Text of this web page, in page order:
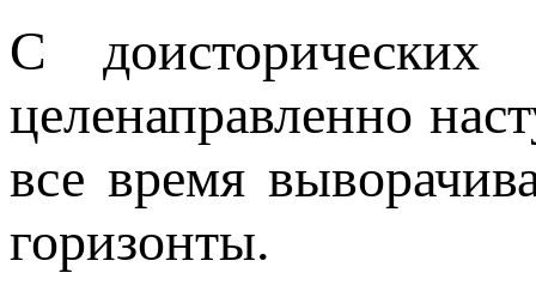
С доисторических
целенаправленно
все время
горизонты.